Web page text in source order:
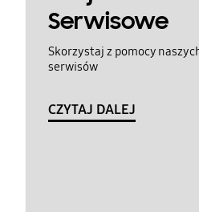
Serwisowe
Skorzystaj z pomocy
serwisów
CZYTAJ DALEJ